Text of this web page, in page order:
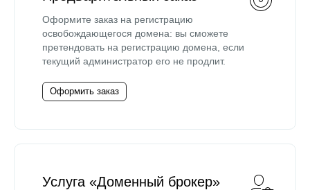
Оформите заказ на регистрацию
освобождающегося домена: вы сможете
претендовать на регистрацию домена, если
текущий администратор его не продлит.
Оформить заказ
Услуга «Доменный брокер»